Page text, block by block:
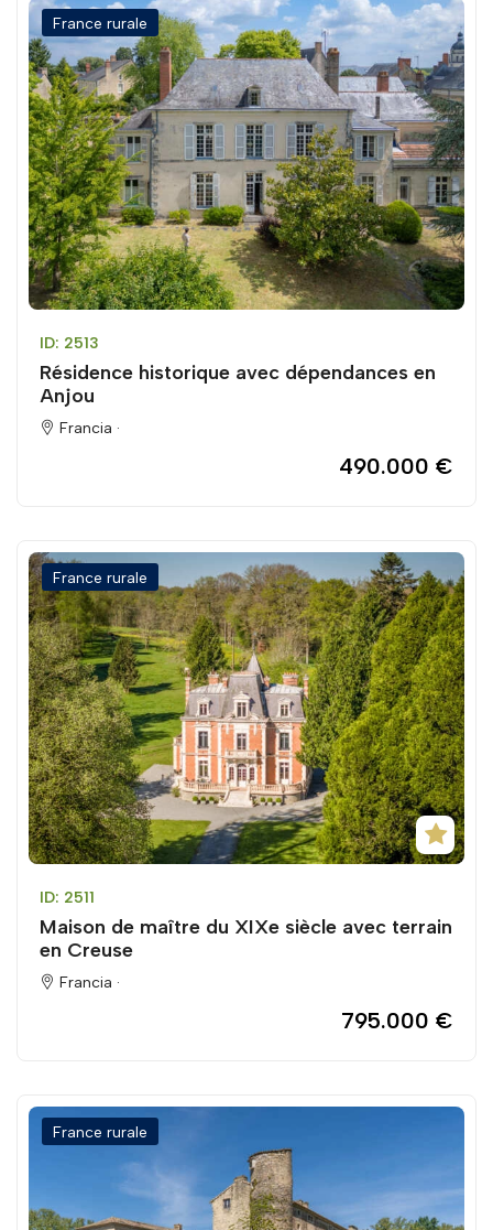
France rurale
ID: 2513
Résidence historique avec dépendances en
Anjou
Francia ·
490.000 €
France rurale
ID: 2511
Maison de maître du XIXe siècle avec terrain
en Creuse
Francia ·
795.000 €
France rurale